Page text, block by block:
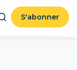
S'abonner